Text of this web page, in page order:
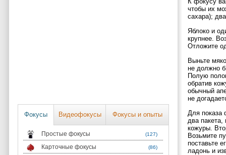
Фокусы Видеофокусы Фокусы и опыты
Простые фокусы (127)
Карточные фокусы (86)
чтобы их
сахара);
Яблоко и
крупнее.
Отложите
Выньте
не должно
Полую
обратив
обычный
не
Для показа
два пакета,
кожуры.
Возьмите
поставьте
ладонь и